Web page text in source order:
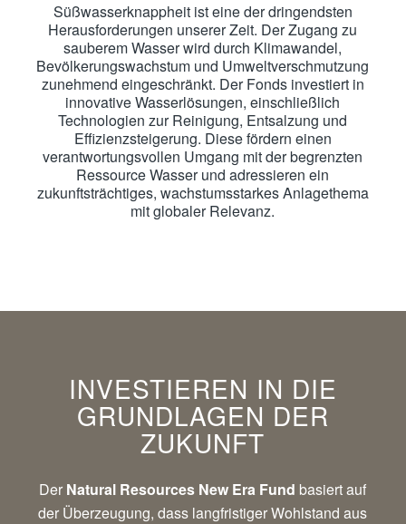
Süßwasserknappheit ist eine der dringendsten
Herausforderungen unserer Zeit. Der Zugang zu
sauberem Wasser wird durch Klimawandel,
Bevölkerungswachstum und Umweltverschmutzung
zunehmend eingeschränkt. Der Fonds investiert in
innovative Wasserlösungen, einschließlich
Technologien zur Reinigung, Entsalzung und
Effizienzsteigerung. Diese fördern einen
verantwortungsvollen Umgang mit der begrenzten
Ressource Wasser und adressieren ein
zukunftsträchtiges, wachstumsstarkes Anlagethema
mit globaler Relevanz.
INVESTIEREN IN DIE
GRUNDLAGEN DER
ZUKUNFT
Der Natural Resources New Era Fund basiert auf
der Überzeugung, dass langfristiger Wohlstand aus